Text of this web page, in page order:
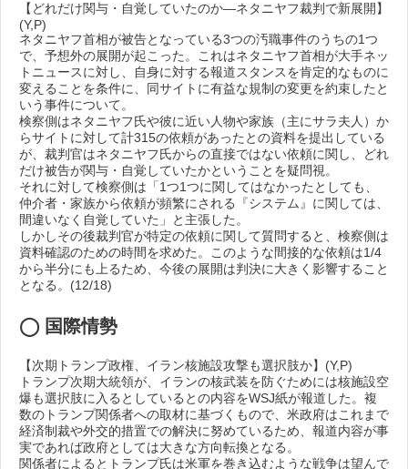
【どれだけ関与・自覚していたのか―ネタニヤフ裁判で新展開】
(Y,P)
ネタニヤフ首相が被告となっている3つの汚職事件のうちの1つ
で、予想外の展開が起こった。これはネタニヤフ首相が大手ネッ
トニュースに対し、自身に対する報道スタンスを肯定的なものに
変えることを条件に、同サイトに有益な規制の変更を約束したと
いう事件について。
検察側はネタニヤフ氏や彼に近い人物や家族（主にサラ夫人）か
らサイトに対して計315の依頼があったとの資料を提出している
が、裁判官はネタニヤフ氏からの直接ではない依頼に関し、どれ
だけ被告が関与・自覚していたかということを疑問視。
それに対して検察側は「1つ1つに関してはなかったとしても、
仲介者・家族から依頼が頻繁にされる『システム』に関しては、
間違いなく自覚していた」と主張した。
しかしその後裁判官が特定の依頼に関して質問すると、検察側は
資料確認のための時間を求めた。このような間接的な依頼は1/4
から半分にも上るため、今後の展開は判決に大きく影響すること
となる。(12/18)
◯ 国際情勢
【次期トランプ政権、イラン核施設攻撃も選択肢か】(Y,P)
トランプ次期大統領が、イランの核武装を防ぐためには核施設空
爆も選択肢に入るとしているとの内容をWSJ紙が報道した。複
数のトランプ関係者への取材に基づくもので、米政府はこれまで
経済制裁や外交的措置での解決に努めているため、報道内容が事
実であれば政府としては大きな方向転換となる。
関係者によるとトランプ氏は米軍を巻き込むような戦争は望んで